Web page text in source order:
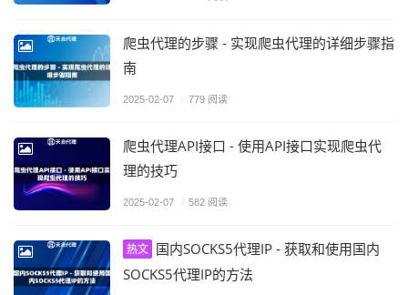
爬虫代理的步骤 - 实现爬虫代理的详细步骤指
南
2025-02-07 / 779 阅读
爬虫代理API接口 - 使用API接口实现爬虫代
理的技巧
2025-02-07 / 582 阅读
热文 国内SOCKS5代理IP - 获取和使用国内
SOCKS5代理IP的方法